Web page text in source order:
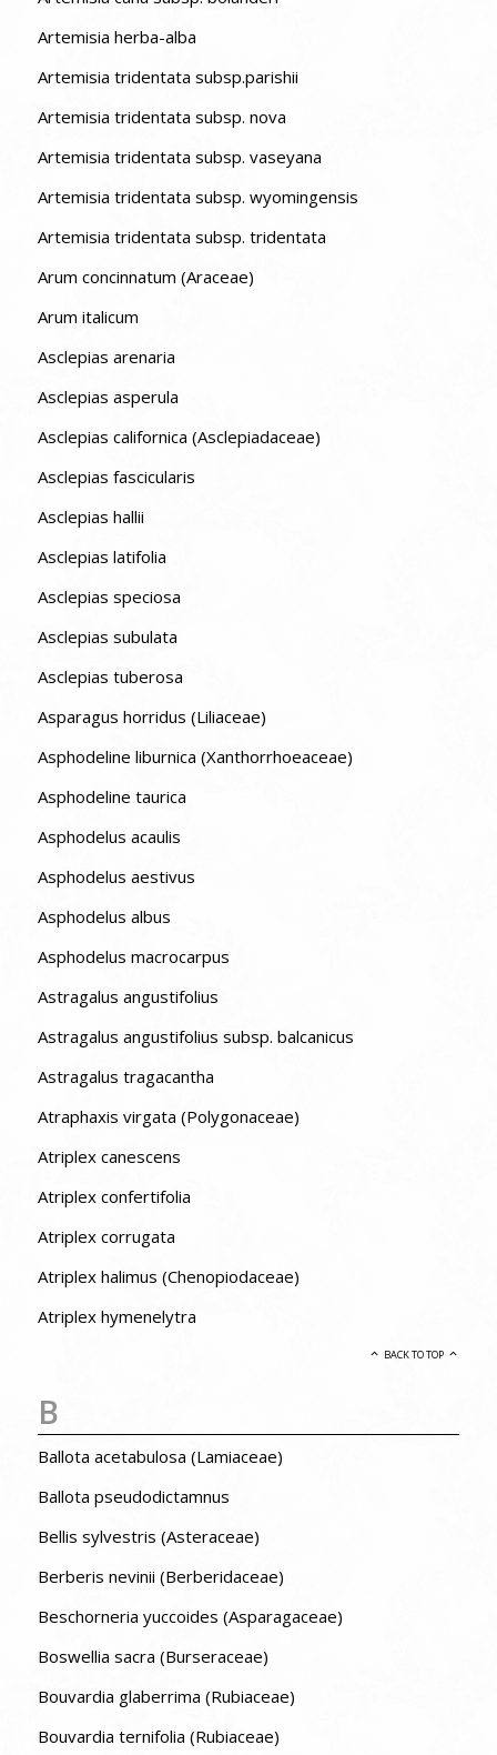
Artemisia herba-alba
Artemisia tridentata subsp.parishii
Artemisia tridentata subsp. nova
Artemisia tridentata subsp. vaseyana
Artemisia tridentata subsp. wyomingensis
Artemisia tridentata subsp. tridentata
Arum concinnatum (Araceae)
Arum italicum
Asclepias arenaria
Asclepias asperula
Asclepias californica (Asclepiadaceae)
Asclepias fascicularis
Asclepias hallii
Asclepias latifolia
Asclepias speciosa
Asclepias subulata
Asclepias tuberosa
Asparagus horridus (Liliaceae)
Asphodeline liburnica (Xanthorrhoeaceae)
Asphodeline taurica
Asphodelus acaulis
Asphodelus aestivus
Asphodelus albus
Asphodelus macrocarpus
Astragalus angustifolius
Astragalus angustifolius subsp. balcanicus
Astragalus tragacantha
Atraphaxis virgata (Polygonaceae)
Atriplex canescens
Atriplex confertifolia
Atriplex corrugata
Atriplex halimus (Chenopiodaceae)
Atriplex hymenelytra
BACK TO TOP
B
Ballota acetabulosa (Lamiaceae)
Ballota pseudodictamnus
Bellis sylvestris (Asteraceae)
Berberis nevinii (Berberidaceae)
Beschorneria yuccoides (Asparagaceae)
Boswellia sacra (Burseraceae)
Bouvardia glaberrima (Rubiaceae)
Bouvardia ternifolia (Rubiaceae)